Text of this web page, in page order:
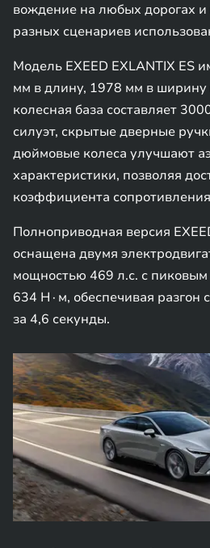
вождение на любых дорогах
разных сценариев
Модель EXEED EXLANTIX ES
мм в длину, 1978 мм в ширину
колесная база составляет
силуэт, скрытые дверные
дюймовые колеса улучшают
характеристики, позволяя
коэффициента
Полноприводная версия
оснащена двумя
мощностью 469 л.с. с
634 Н∙м, обеспечивая разгон
за 4,6 секунды.